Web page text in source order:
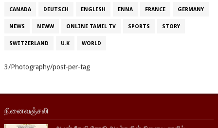
CANADA DEUTSCH ENGLISH ENNA FRANCE GERMANY
NEWS NEWW ONLINE TAMIL TV SPORTS STORY
SWITZERLAND U.K WORLD
3/Photography/post-per-tag
நினைவஞ்சலி